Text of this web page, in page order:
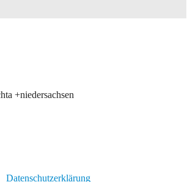
+niedersachsen
Datenschutzerklärung